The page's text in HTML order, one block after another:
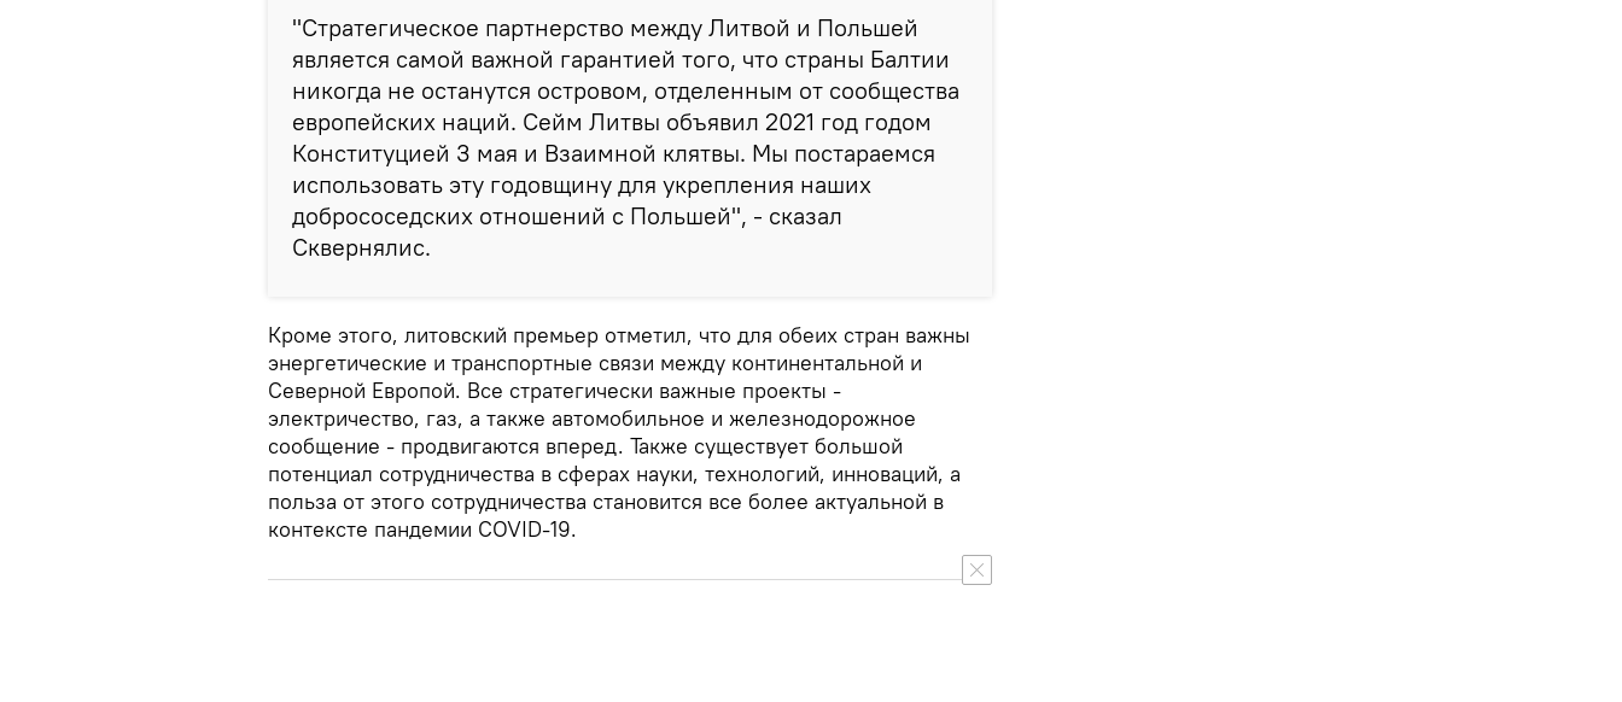
"Стратегическое партнерство между Литвой и Польшей
является самой важной гарантией того, что страны Балтии
никогда не останутся островом, отделенным от сообщества
европейских наций. Сейм Литвы объявил 2021 год годом
Конституцией 3 мая и Взаимной клятвы. Мы постараемся
использовать эту годовщину для укрепления наших
добрососедских отношений с Польшей", - сказал
Сквернялис.
Кроме этого, литовский премьер отметил, что для обеих стран важны
энергетические и транспортные связи между континентальной и
Северной Европой. Все стратегически важные проекты -
электричество, газ, а также автомобильное и железнодорожное
сообщение - продвигаются вперед. Также существует большой
потенциал сотрудничества в сферах науки, технологий, инноваций, а
польза от этого сотрудничества становится все более актуальной в
контексте пандемии COVID-19.